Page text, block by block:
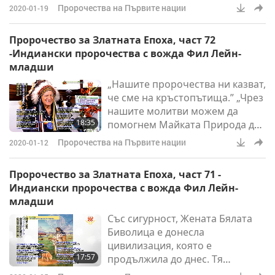
пророчествата си със света.
Хубаво е, че целият свят може
(Върховният Учител Чинг Хай)
се среща с Орела от Запада
много специално. Индианците
са запазили този вид свещено
знание отпреди хиляди години.
И сега е дошло времето, кога
2020-01-19 Пророчества на Първите нации
Пророчество за Златната Епоха, част 72
-Индиански пророчества с вожда Фил Лейн-
младши
18:35
„Нашите пророчества ни казват,
че сме на кръстопътища.” „Чрез
нашите молитви можем да
помогнем Майката Природа да
е снизходителна към нас.”
„Старейшините искат да Ви
сте Великата.” Томас Един Вълк,
отнесено към Върховния
[Поздравителни думи на местен
език]. Бих искал да протегна
ръка в много, много топло и
любящо ръкостискане и
2020-01-12 Пророчества на Първите нации
Пророчество за Златната Епоха, част 71 -
Индиански пророчества с вожда Фил Лейн-
младши
17:57
Със сигурност, Жената Бялата
Биволица е донесла
цивилизация, която е
продължила до днес. Тя